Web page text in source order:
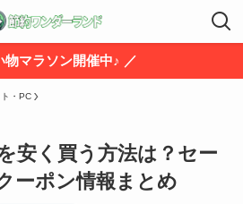
物マラソン開催中♪ ／
・PC
安く買う方法は？セー
ーポン情報まとめ